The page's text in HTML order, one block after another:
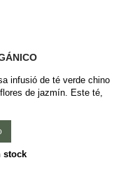
infusió de té verde chino
de jazmín. Este té,
de su sutil aroma,
el estrés y la ansiedad.
para conservar
stock